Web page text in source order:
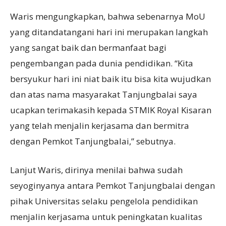
Waris mengungkapkan, bahwa sebenarnya MoU
yang ditandatangani hari ini merupakan langkah
yang sangat baik dan bermanfaat bagi
pengembangan pada dunia pendidikan. “Kita
bersyukur hari ini niat baik itu bisa kita wujudkan
dan atas nama masyarakat Tanjungbalai saya
ucapkan terimakasih kepada STMIK Royal Kisaran
yang telah menjalin kerjasama dan bermitra
dengan Pemkot Tanjungbalai,” sebutnya.
Lanjut Waris, dirinya menilai bahwa sudah
seyoginyanya antara Pemkot Tanjungbalai dengan
pihak Universitas selaku pengelola pendidikan
menjalin kerjasama untuk peningkatan kualitas